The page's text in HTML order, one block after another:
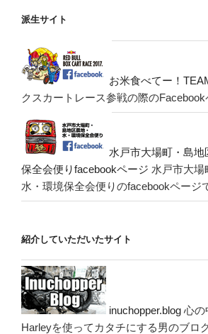
派生サイト
お米食べてー！
クスカートレース参戦の際のFacebook
水戸市大場町・島
保全会便りfacebookページ 水戸市大場
水・環境保全会便りのfacebookページ
紹介していただいたサイト
inuchopper.blog 心の
Harleyを使ってカタチにする男のブロ